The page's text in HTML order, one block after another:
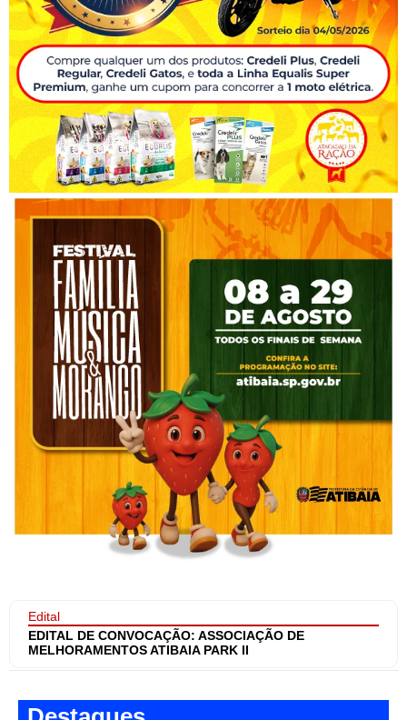
Edital
EDITAL DE CONVOCAÇÃO: ASSOCIAÇÃO DE
MELHORAMENTOS ATIBAIA PARK II